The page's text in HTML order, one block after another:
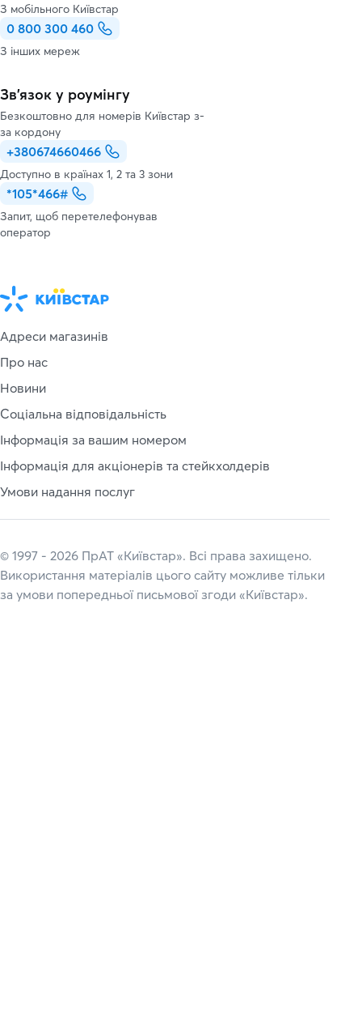
З мобільного Київстар
0 800 300 460
З інших мереж
Зв’язок у роумінгу
Безкоштовно для номерів Київстар з-
за кордону
+380674660466
Доступно в країнах 1, 2 та 3 зони
*105*466#
Запит, щоб перетелефонував
оператор
Адреси магазинів
Про нас
Новини
Соціальна відповідальність
Інформація за вашим номером
Інформація для акціонерів та стейкхолдерів
Умови надання послуг
© 1997 - 2026 ПрАТ «Київстар». Всі права захищено.
Використання матеріалів цього сайту можливе тільки
за умови попередньої письмової згоди «Київстар».